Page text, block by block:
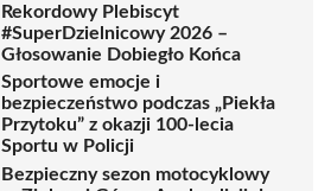
Rekordowy Plebiscyt
#SuperDzielnicowy 2026 –
Głosowanie Dobiegło Końca
Sportowe emocje i
bezpieczeństwo podczas „Piekła
Przytoku” z okazji 100-lecia
Sportu w Policji
Bezpieczny sezon motocyklowy